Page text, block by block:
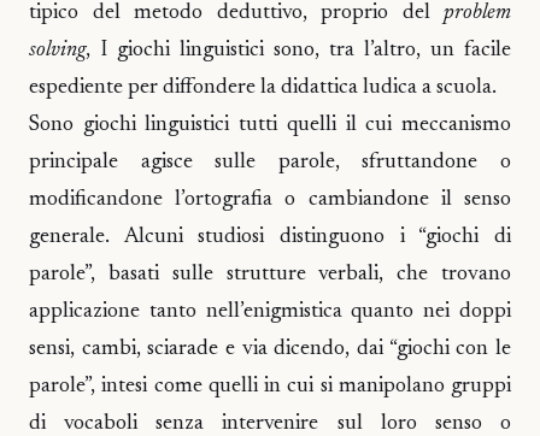
tipico del metodo deduttivo, proprio del problem
solving, I giochi linguistici sono, tra l’altro, un facile
espediente per diffondere la didattica ludica a scuola.
Sono giochi linguistici tutti quelli il cui meccanismo
principale agisce sulle parole, sfruttandone o
modificandone l’ortografia o cambiandone il senso
generale. Alcuni studiosi distinguono i “giochi di
parole”, basati sulle strutture verbali, che trovano
applicazione tanto nell’enigmistica quanto nei doppi
sensi, cambi, sciarade e via dicendo, dai “giochi con le
parole”, intesi come quelli in cui si manipolano gruppi
di vocaboli senza intervenire sul loro senso o